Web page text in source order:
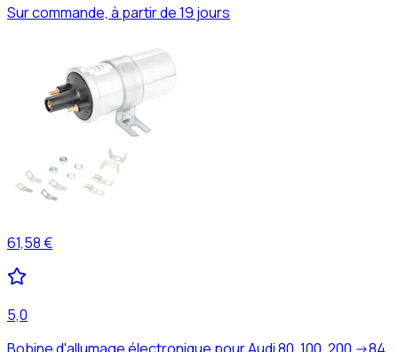
Sur commande, à partir de 19 jours
61,58 €
5,0
Bobine d'allumage électronique pour Audi 80, 100, 200 ->84